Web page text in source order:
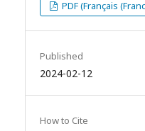
PDF (Français
Published
2024-02-12
How to Cite